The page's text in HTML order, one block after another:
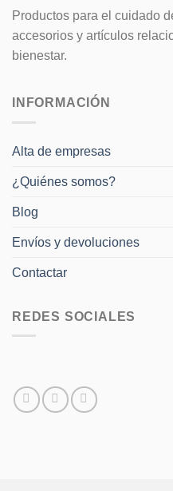
Productos para el cuidado
accesorios y artículos
bienestar.
INFORMACIÓN
Alta de empresas
¿Quiénes somos?
Blog
Envíos y devoluciones
Contactar
REDES SOCIALES